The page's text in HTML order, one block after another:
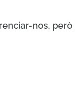
nos,